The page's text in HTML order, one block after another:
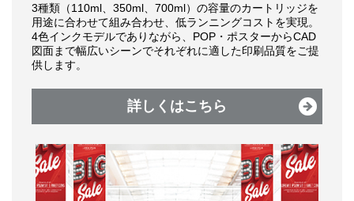
3種類（110ml、350ml、700ml）の容量のカートリッジを
用途に合わせて組み合わせ、低ランニングコストを実現。
4色インクモデルでありながら、POP・ポスターからCAD
図面まで幅広いシーンでそれぞれに適した印刷品質をご提
供します。
詳しくはこちら